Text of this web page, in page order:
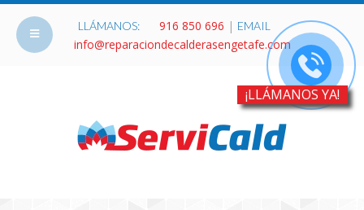
LLÁMANOS: 916 850 696 | EMAIL
info@reparaciondecalderasengetafe.com
¡LLÁMANOS YA!